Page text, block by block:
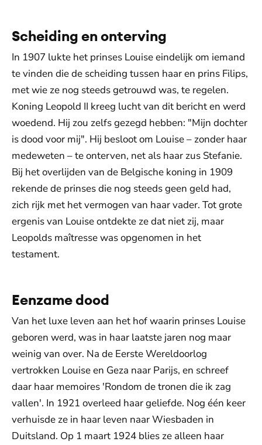
Scheiding en onterving
In 1907 lukte het prinses Louise eindelijk om iemand
te vinden die de scheiding tussen haar en prins Filips,
met wie ze nog steeds getrouwd was, te regelen.
Koning Leopold II kreeg lucht van dit bericht en werd
woedend. Hij zou zelfs gezegd hebben: "Mijn dochter
is dood voor mij". Hij besloot om Louise – zonder haar
medeweten – te onterven, net als haar zus Stefanie.
Bij het overlijden van de Belgische koning in 1909
rekende de prinses die nog steeds geen geld had,
zich rijk met het vermogen van haar vader. Tot grote
ergenis van Louise ontdekte ze dat niet zij, maar
Leopolds maîtresse was opgenomen in het
testament.
Eenzame dood
Van het luxe leven aan het hof waarin prinses Louise
geboren werd, was in haar laatste jaren nog maar
weinig van over. Na de Eerste Wereldoorlog
vertrokken Louise en Geza naar Parijs, en schreef
daar haar memoires 'Rondom de tronen die ik zag
vallen'. In 1921 overleed haar geliefde. Nog één keer
verhuisde ze in haar leven naar Wiesbaden in
Duitsland. Op 1 maart 1924 blies ze alleen haar